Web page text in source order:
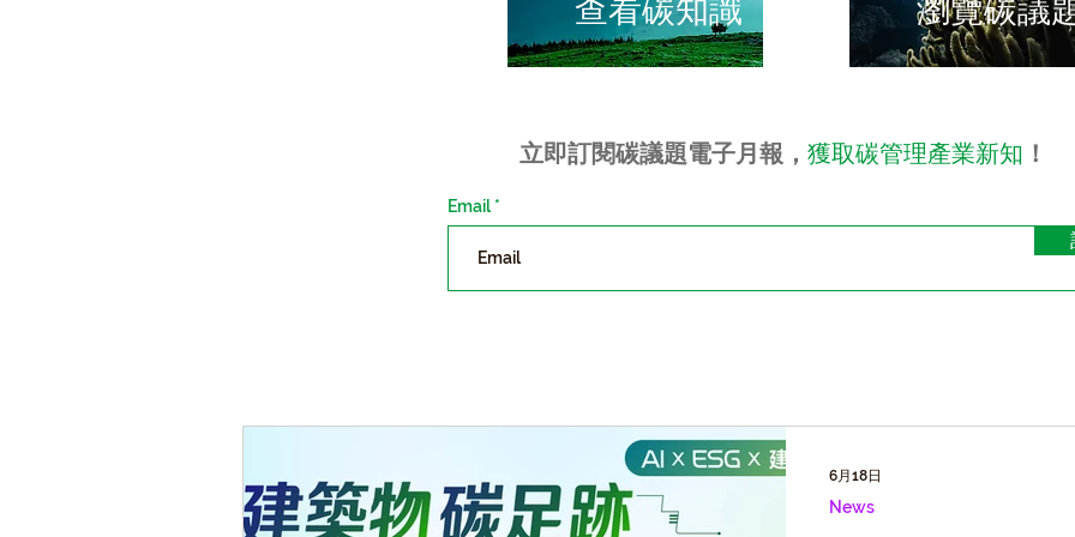
​查看碳知識 瀏覽碳議
立即訂閱碳議題電子月報， 獲取碳管理產業新知 ！
Email
News
6月18日